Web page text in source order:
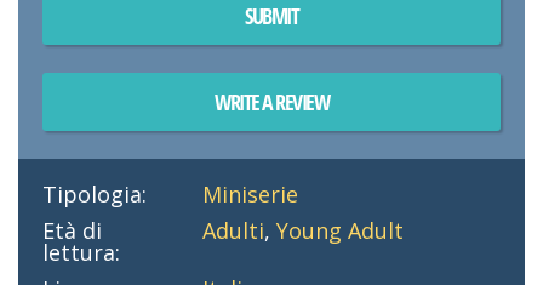
SUBMIT
WRITE A REVIEW
Tipologia:
Miniserie
Età di
lettura:
Adulti,Young Adult